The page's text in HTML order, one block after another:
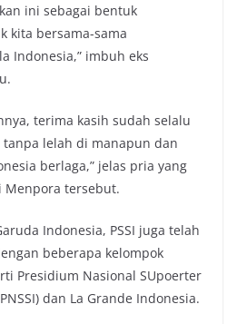
ini sebagai bentuk
kita bersama-sama
Indonesia,” imbuh eks
terima kasih sudah selalu
lelah di manapun dan
berlaga,” jelas pria yang
Menpora tersebut.
Indonesia, PSSI juga telah
beberapa kelompok
Presidium Nasional SUpoerter
dan La Grande Indonesia.